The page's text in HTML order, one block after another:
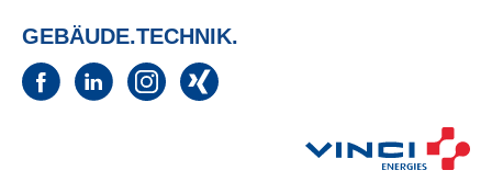
GEBÄUDE.TECHNIK.